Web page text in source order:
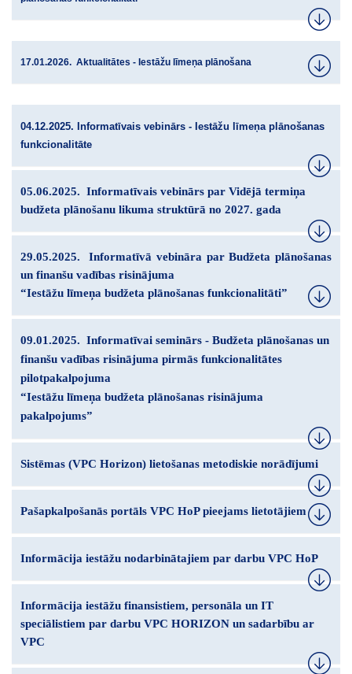
17.01.2026. Aktualitātes - Iestāžu līmeņa plānošana
04.12.2025. Informatīvais vebinārs - Iestāžu līmeņa plānošanas
funkcionalitāte
05.06.2025. Informatīvais vebinārs par Vidējā termiņa
budžeta plānošanu likuma struktūrā no 2027. gada
29.05.2025. Informatīvā vebināra parBudžeta plānošanas
un finanšu vadības risinājuma
“Iestāžu līmeņa budžeta plānošanas funkcionalitāti”
09.01.2025. Informatīvai seminārs - Budžeta plānošanas un
finanšu vadības risinājuma pirmās funkcionalitātes
pilotpakalpojuma
“Iestāžu līmeņa budžeta plānošanas risinājuma
pakalpojums”
Sistēmas (VPC Horizon) lietošanas metodiskie norādījumi
Pašapkalpošanās portāls VPC HoP pieejams lietotājiem
Informācija iestāžu nodarbinātajiem par darbu VPC HoP
Informācija iestāžu finansistiem, personāla un IT
speciālistiem par darbu VPC HORIZON un sadarbību ar
VPC